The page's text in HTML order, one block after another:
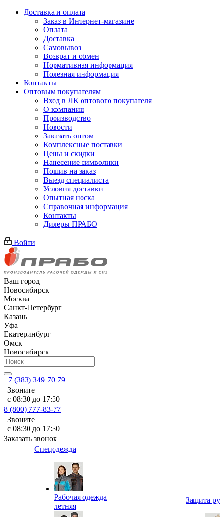
Доставка и оплата
Заказ в Интернет-магазине
Оплата
Доставка
Самовывоз
Возврат и обмен
Нормативная информация
Полезная информация
Контакты
Оптовым покупателям
Вход в ЛК оптового покупателя
О компании
Производство
Новости
Заказать оптом
Комплексные поставки
Цены и скидки
Нанесение символики
Пошив на заказ
Выезд специалиста
Условия доставки
Опытная носка
Справочная информация
Контакты
Дилеры ПРАБО
Войти
Ваш город
Новосибирск
Москва
Санкт-Петербург
Казань
Уфа
Екатеринбург
Омск
Новосибирск
+7 (383) 349-70-79
Звоните
с 08:30 до 17:30
8 (800) 777-83-77
Звоните
с 08:30 до 17:30
Заказать звонок
Спецодежда
Рабочая одежда
летняя
Защита